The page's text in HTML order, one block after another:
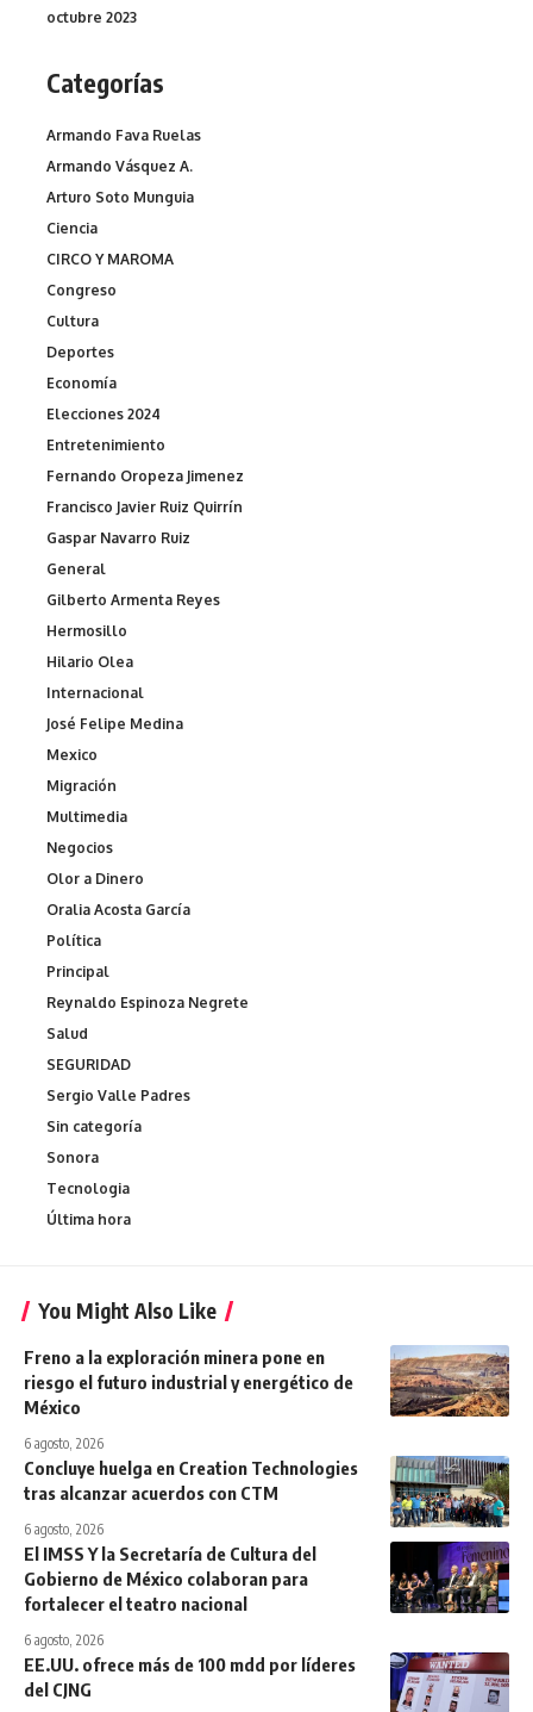
octubre 2023
Categorías
Armando Fava Ruelas
Armando Vásquez A.
Arturo Soto Munguia
Ciencia
CIRCO Y MAROMA
Congreso
Cultura
Deportes
Economía
Elecciones 2024
Entretenimiento
Fernando Oropeza Jimenez
Francisco Javier Ruiz Quirrín
Gaspar Navarro Ruiz
General
Gilberto Armenta Reyes
Hermosillo
Hilario Olea
Internacional
José Felipe Medina
Mexico
Migración
Multimedia
Negocios
Olor a Dinero
Oralia Acosta García
Política
Principal
Reynaldo Espinoza Negrete
Salud
SEGURIDAD
Sergio Valle Padres
Sin categoría
Sonora
Tecnologia
Última hora
You Might Also Like
Freno a la exploración minera pone en
riesgo el futuro industrial y energético de
México
6 agosto, 2026
Concluye huelga en Creation Technologies
tras alcanzar acuerdos con CTM
6 agosto, 2026
El IMSS Y la Secretaría de Cultura del
Gobierno de México colaboran para
fortalecer el teatro nacional
6 agosto, 2026
EE.UU. ofrece más de 100 mdd por líderes
del CJNG